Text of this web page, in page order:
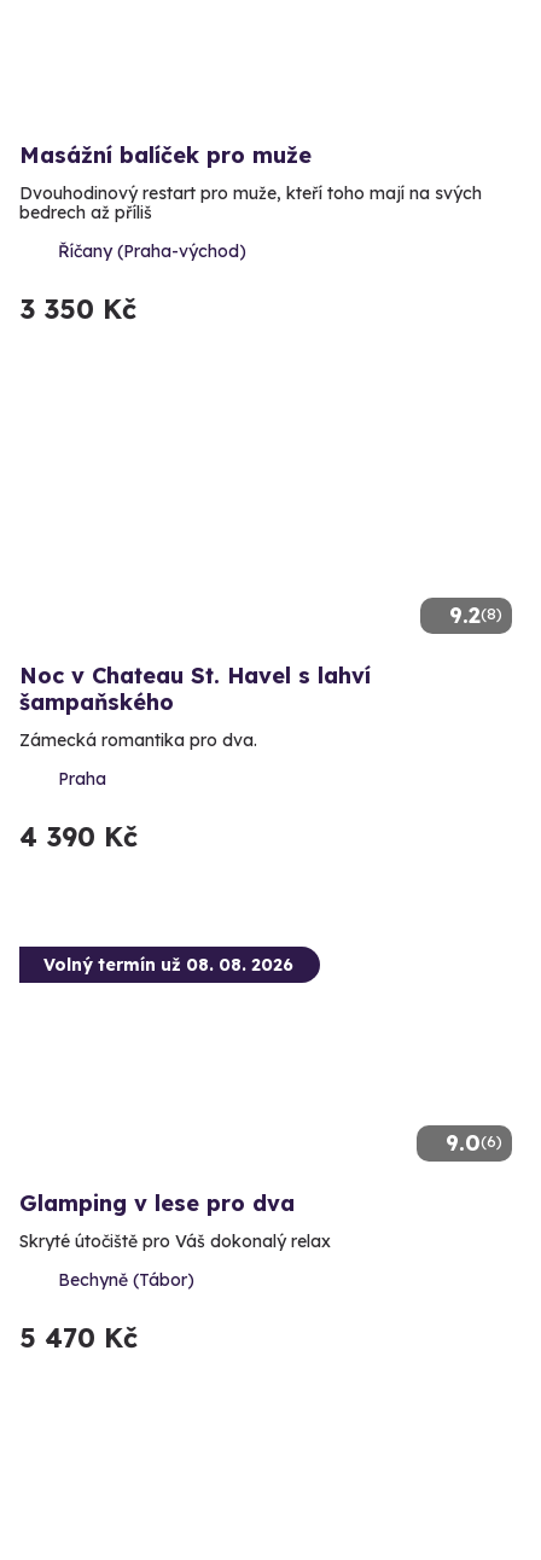
Masážní balíček pro muže
Dvouhodinový restart pro muže, kteří toho mají na svých
bedrech až příliš
Říčany (Praha-východ)
3 350 Kč
9.2(8)
Noc v Chateau St. Havel s lahví
šampaňského
Zámecká romantika pro dva.
Praha
4 390 Kč
9.0(6)
Volný termín už 08. 08. 2026
Glamping v lese pro dva
Skryté útočiště pro Váš dokonalý relax
Bechyně (Tábor)
5 470 Kč